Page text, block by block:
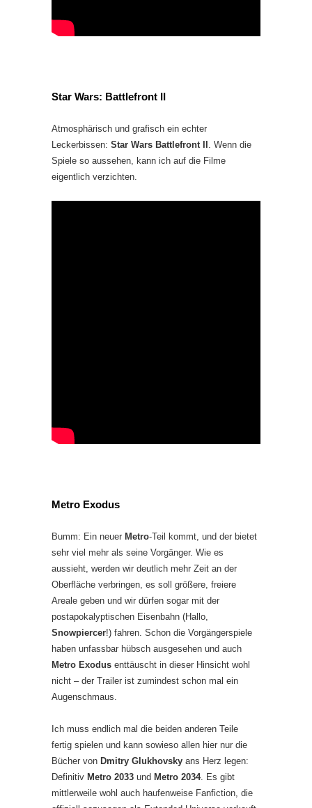
Star Wars: Battlefront II
Atmosphärisch und grafisch ein echter
Leckerbissen: Star Wars Battlefront II
. Wenn die
Spiele so aussehen, kann ich auf die Filme
eigentlich verzichten.
Metro Exodus
Bumm: Ein neuer Metro-Teil kommt, und der bietet
sehr viel mehr als seine Vorgänger. Wie es
aussieht, werden wir deutlich mehr Zeit an der
Oberfläche verbringen, es soll größere, freiere
Areale geben und wir dürfen sogar mit der
postapokalyptischen Eisenbahn (Hallo,
Snowpiercer!) fahren. Schon die Vorgängerspiele
haben unfassbar hübsch ausgesehen und auch
Metro Exodus enttäuscht in dieser Hinsicht wohl
nicht – der Trailer ist zumindest schon mal ein
Augenschmaus.
Ich muss endlich mal die beiden anderen Teile
fertig spielen und kann sowieso allen hier nur die
Bücher von Dmitry Glukhovsky ans Herz legen:
Definitiv Metro 2033 und Metro 2034. Es gibt
mittlerweile wohl auch haufenweise Fanfiction, die